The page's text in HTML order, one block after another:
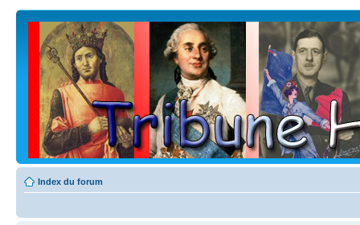
Index du forum